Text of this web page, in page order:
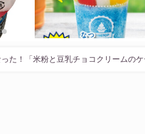
た！「米粉と豆乳チョコクリームのケ